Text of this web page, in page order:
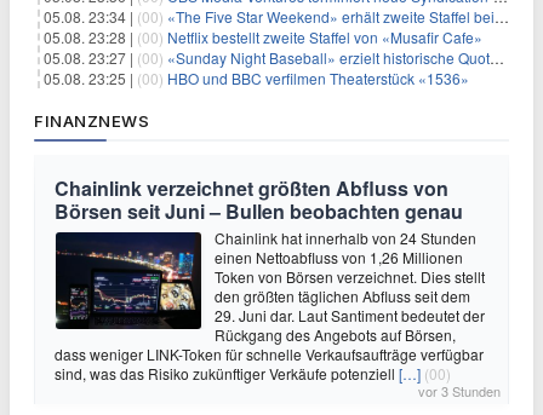
05.08. 23:34 | (00) «The Five Star Weekend» erhält zweite Staffel bei Peacock
05.08. 23:28 | (00) Netflix bestellt zweite Staffel von «Musafir Cafe»
05.08. 23:27 | (00) «Sunday Night Baseball» erzielt historische Quotenserie für NBC
05.08. 23:25 | (00) HBO und BBC verfilmen Theaterstück «1536»
FINANZNEWS
Chainlink verzeichnet größten Abfluss von
Börsen seit Juni – Bullen beobachten genau
Chainlink hat innerhalb von 24 Stunden
einen Nettoabfluss von 1,26 Millionen
Token von Börsen verzeichnet. Dies stellt
den größten täglichen Abfluss seit dem
29. Juni dar. Laut Santiment bedeutet der
Rückgang des Angebots auf Börsen,
dass weniger LINK-Token für schnelle Verkaufsaufträge verfügbar
sind, was das Risiko zukünftiger Verkäufe potenziell […] (00)
vor 3 Stunden